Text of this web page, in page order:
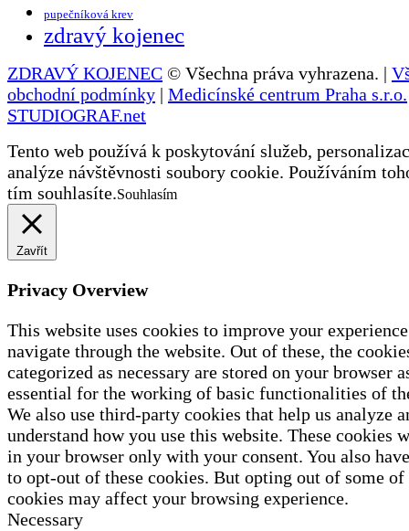
pupečníková krev
zdravý kojenec
ZDRAVÝ KOJENEC © Všechna práva vyhrazena. |
obchodní podmínky | Medicínské centrum Praha s.r.o.
STUDIOGRAF.net
Tento web používá k poskytování služeb,
analýze návštěvnosti soubory cookie. Používáním
tím souhlasíte.Souhlasím
Zavřít
Privacy Overview
This website uses cookies to improve your
navigate through the website. Out of these, the
categorized as necessary are stored on your browser
essential for the working of basic functionalities of
We also use third-party cookies that help us analyze
understand how you use this website. These cookies
in your browser only with your consent. You also
to opt-out of these cookies. But opting out of some of
cookies may affect your browsing experience.
Necessary